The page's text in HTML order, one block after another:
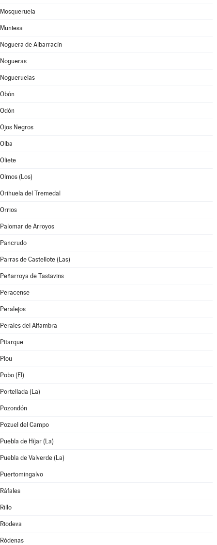
Mosqueruela
Muniesa
Noguera de Albarracín
Nogueras
Nogueruelas
Obón
Odón
Ojos Negros
Olba
Oliete
Olmos (Los)
Orihuela del Tremedal
Orrios
Palomar de Arroyos
Pancrudo
Parras de Castellote (Las)
Peñarroya de Tastavins
Peracense
Peralejos
Perales del Alfambra
Pitarque
Plou
Pobo (El)
Portellada (La)
Pozondón
Pozuel del Campo
Puebla de Híjar (La)
Puebla de Valverde (La)
Puertomingalvo
Ráfales
Rillo
Riodeva
Ródenas